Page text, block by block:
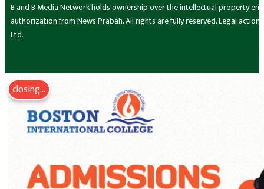
B and B Media Network holds ownership over the intellectual property
authorization from News Prabah. All rights are fully reserved. Legal
Ltd.
closing...